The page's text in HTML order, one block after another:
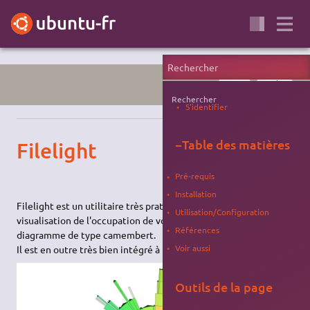
FICHIER SYSTÈME
Filelight
Filelight est un utilitaire très pratique permettant la
visualisation de l'occupation de votre disque par le biais de
diagramme de type camembert.
Il est en outre très bien intégré à KDE.
Rechercher
S'identifier
−Table des matières
Pré-requis
Installation
Utilisation/Configuration
Références
Voir aussi
Outils de la page